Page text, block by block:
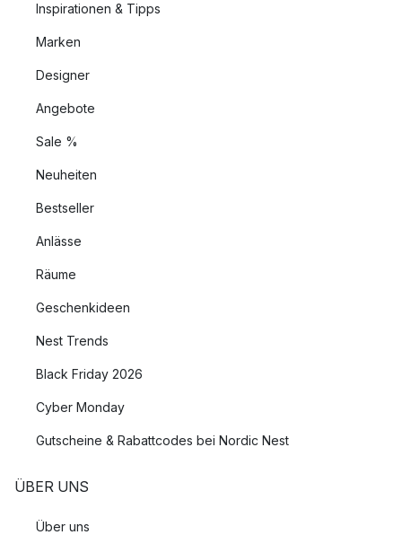
Inspirationen & Tipps
Marken
Designer
Angebote
Sale %
Neuheiten
Bestseller
Anlässe
Räume
Geschenkideen
Nest Trends
Black Friday 2026
Cyber Monday
Gutscheine & Rabattcodes bei Nordic Nest
ÜBER UNS
Über uns